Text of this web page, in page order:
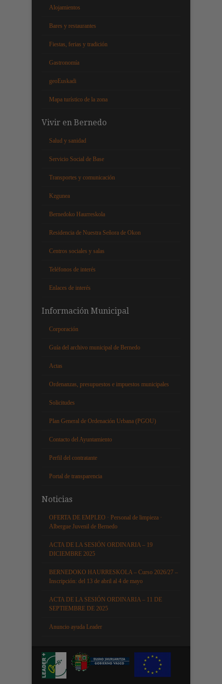
Alojamientos
Bares y restaurantes
Fiestas, ferias y tradición
Gastronomía
geoEuskadi
Mapa turístico de la zona
Vivir en Bernedo
Salud y sanidad
Servicio Social de Base
Transportes y comunicación
Kzgunea
Bernedoko Haurreskola
Residencia de Nuestra Señora de Okon
Centros sociales y salas
Teléfonos de interés
Enlaces de interés
Información Municipal
Corporación
Guía del archivo municipal de Bernedo
Actas
Ordenanzas, presupuestos e impuestos municipales
Solicitudes
Plan General de Ordenación Urbana (PGOU)
Contacto del Ayuntamiento
Perfil del contratante
Portal de transparencia
Noticias
OFERTA DE EMPLEO · Personal de limpieza ·
Albergue Juvenil de Bernedo
ACTA DE LA SESIÓN ORDINARIA – 19
DICIEMBRE 2025
BERNEDOKO HAURRESKOLA – Curso 2026/27 –
Inscripción: del 13 de abril al 4 de mayo
ACTA DE LA SESIÓN ORDINARIA – 11 DE
SEPTIEMBRE DE 2025
Anuncio ayuda Leader